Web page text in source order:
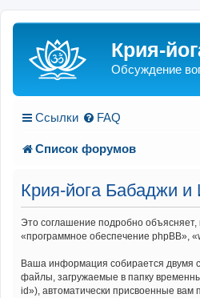
Крия-
Обсуждение
Ссылки FAQ
Список форумов
Крия-йога Бабаджи
Это соглашение подробно
«программное обеспечение phpBB»,
Ваша информация собирается двумя
файлы, загружаемые в папку
id»), автоматически присвоенные